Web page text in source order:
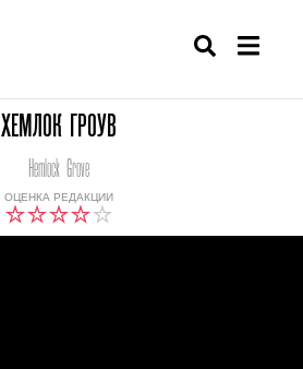
ХЕМЛОК ГРОУВ
ОЦЕНКА РЕДАКЦИИ
Hemlock Grove